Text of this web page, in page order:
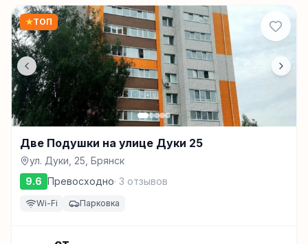
★ТОП
Две Подушки на улице Дуки 25
ул. Дуки, 25, Брянск
9.6 Превосходно· 3 отзывов
Wi-Fi Парковка